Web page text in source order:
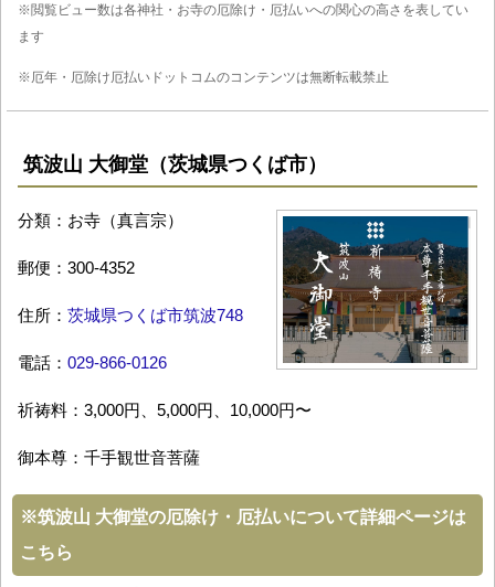
※閲覧ビュー数は各神社・お寺の厄除け・厄払いへの関心の高さを表してい
ます
※厄年・厄除け厄払いドットコムのコンテンツは無断転載禁止
筑波山 大御堂（茨城県つくば市）
分類：お寺（真言宗）
郵便：300-4352
住所： 茨城県つくば市筑波748
電話： 029-866-0126
祈祷料：3,000円、5,000円、10,000円〜
御本尊：千手観世音菩薩
※筑波山 大御堂の厄除け・厄払いについて詳細ページは
こちら